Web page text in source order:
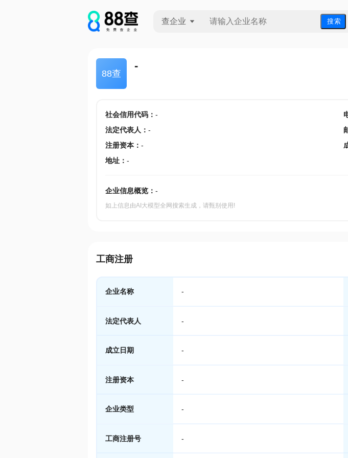
查企业 搜 索
88查
-
社会信用代码： -
法定代表人 ： -
注册资本： -
地址： -
企业信息概览： -
如上信息由AI大模型全网搜索生成，请甄别使用!
工商注册
企业名称 -
法定代表人 -
成立日期 -
注册资本 -
企业类型 -
工商注册号 -